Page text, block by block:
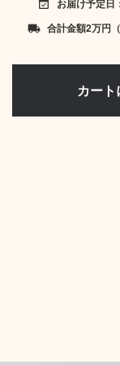
event_available
local_shipping 合計金額2万円